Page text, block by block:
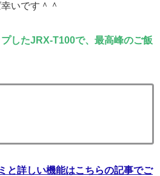
いです＾＾
したJRX-T100で、最高峰のご飯
と詳しい機能はこちらの記事でご